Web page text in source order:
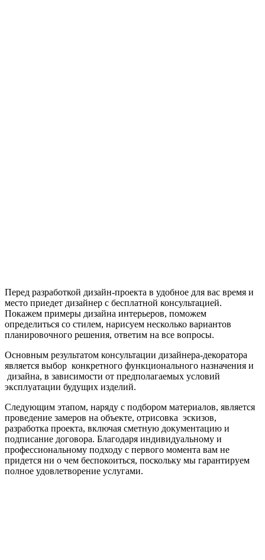
Перед разработкой дизайн-проекта в удобное для вас время и
место приедет дизайнер с бесплатной консультацией.
Покажем примеры дизайна интерьеров, поможем
определиться со стилем, нарисуем несколько вариантов
планировочного решения, ответим на все вопросы.
Основным результатом консультации дизайнера-декоратора
является выбор конкретного функционального назначения и
дизайна, в зависимости от предполагаемых условий
эксплуатации будущих изделий.
Следующим этапом, наряду с подбором материалов, является
проведение замеров на объекте, отрисовка эскизов,
разработка проекта, включая сметную документацию и
подписание договора. Благодаря индивидуальному и
профессиональному подходу с первого момента вам не
придется ни о чем беспокоиться, поскольку мы гарантируем
полное удовлетворение услугами.